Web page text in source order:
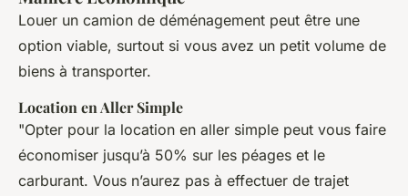
Louer un camion de déménagement peut être une
option viable, surtout si vous avez un petit volume de
biens à transporter.
Location en Aller Simple
"Opter pour la location en aller simple peut vous faire
économiser jusqu’à 50% sur les péages et le
carburant. Vous n’aurez pas à effectuer de trajet